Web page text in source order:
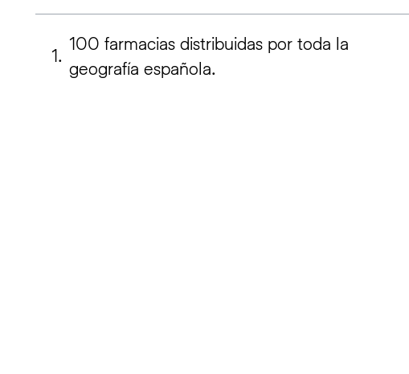
100 farmacias distribuidas por toda la
geografía española.